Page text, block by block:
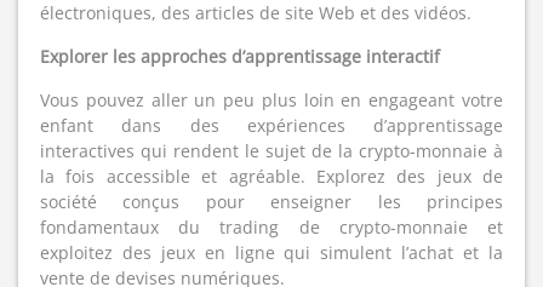
électroniques, des articles de site Web et des vidéos.
Explorer les approches d’apprentissage interactif
Vous pouvez aller un peu plus loin en engageant votre
enfant dans des expériences d’apprentissage
interactives qui rendent le sujet de la crypto-monnaie à
la fois accessible et agréable. Explorez des jeux de
société conçus pour enseigner les principes
fondamentaux du trading de crypto-monnaie et
exploitez des jeux en ligne qui simulent l’achat et la
vente de devises numériques.